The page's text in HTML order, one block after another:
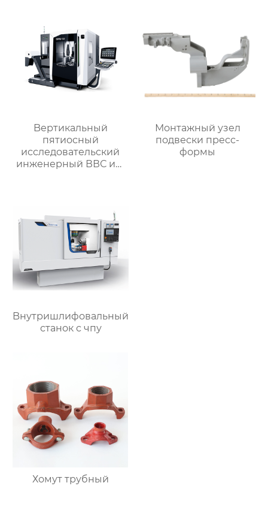
Bертикальный
пятиосный
исследовательский
инженерный ВВС им.
Монтажный узел
подвески пресс-
формы
Bнутришлифовальный
станок с чпу
Хомут трубный